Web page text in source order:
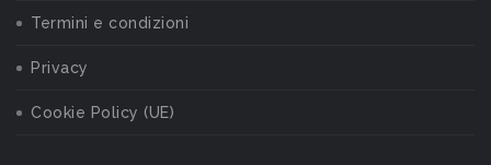
Termini e condizioni
Privacy
Cookie Policy (UE)